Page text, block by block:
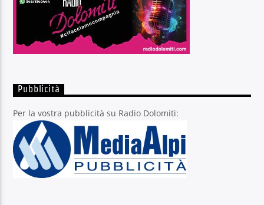
Pubblicità
Per la vostra pubblicità su Radio Dolomiti: